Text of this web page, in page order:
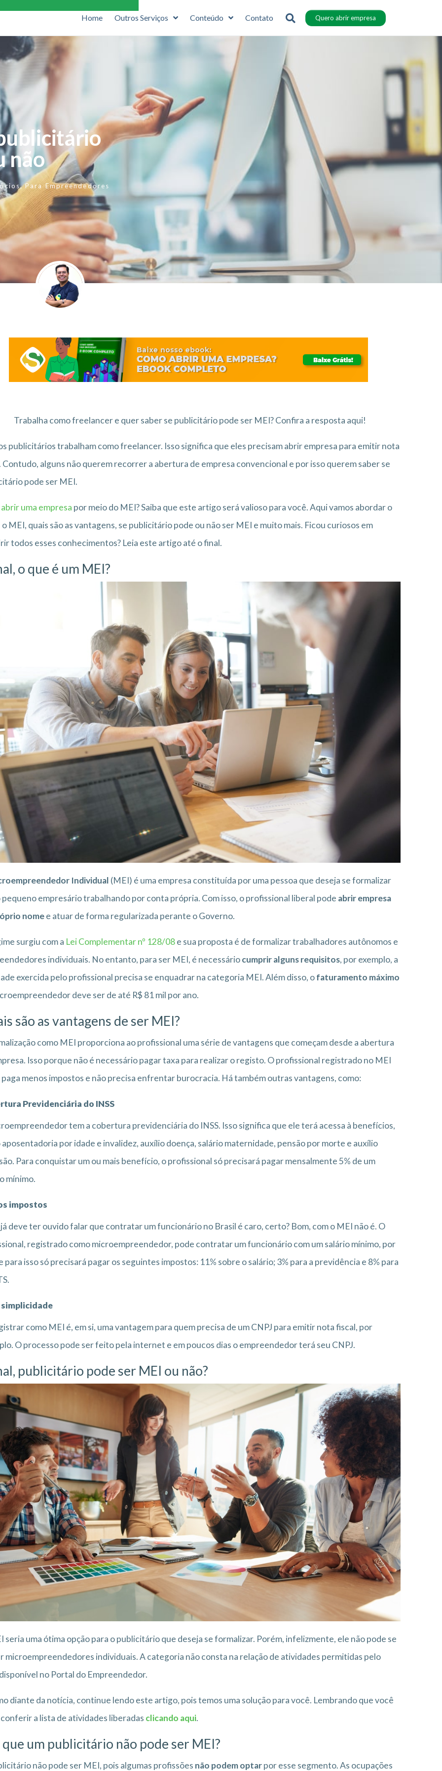
Home Outros Serviços Conteúdo Contato Quero abrir empresa
não
,Para Empreendedores
Trabalha como freelancer e quer saber se publicitário pode ser MEI? Confira a resposta aqui!
publicitários trabalham como freelancer. Isso significa que eles precisam abrir empresa para emitir nota
Contudo, alguns não querem recorrer a abertura de empresa convencional e por isso querem saber se
pode ser MEI.
abrir uma empresa por meio do MEI? Saiba que este artigo será valioso para você. Aqui vamos abordar o
o MEI, quais são as vantagens, se publicitário pode ou não ser MEI e muito mais. Ficou curiosos em
todos esses conhecimentos? Leia este artigo até o final.
o que é um MEI?
Individual (MEI) é uma empresa constituída por uma pessoa que deseja se formalizar
pequeno empresário trabalhando por conta própria. Com isso, o profissional liberal pode abrir empresa
nomee atuar de forma regularizada perante o Governo.
surgiu com a Lei Complementar nº 128/08e sua proposta é de formalizar trabalhadores autônomos e
individuais. No entanto, para ser MEI, é necessáriocumprir alguns requisitos, por exemplo, a
exercida pelo profissional precisa se enquadrar na categoria MEI. Além disso, ofaturamento máximo
deve ser de até R$ 81 mil por ano.
são as vantagens de ser MEI?
como MEI proporciona ao profissional uma série de vantagens que começam desde a abertura
Isso porque não é necessário pagar taxa para realizar o registo. O profissional registrado no MEI
paga menos impostos e não precisa enfrentar burocracia. Há também outras vantagens, como:
Previdenciária do INSS
tem a cobertura previdenciária do INSS. Isso significa que ele terá acessa à benefícios,
aposentadoria por idade e invalidez, auxílio doença, salário maternidade, pensão por morte e auxílio
Para conquistar um ou mais benefício, o profissional só precisará pagar mensalmente 5% de um
mínimo.
impostos
deve ter ouvido falar que contratar um funcionário no Brasil é caro, certo? Bom, com o MEI não é. O
registrado como microempreendedor, pode contratar um funcionário com um salário mínimo, por
para isso só precisará pagar os seguintes impostos: 11% sobre o salário; 3% para a previdência e 8% para
como MEI é, em si, uma vantagem para quem precisa de um CNPJ para emitir nota fiscal, por
O processo pode ser feito pela internet e em poucos dias o empreendedor terá seu CNPJ.
publicitário pode ser MEI ou não?
seria uma ótima opção para o publicitário que deseja se formalizar. Porém, infelizmente, ele não pode se
microempreendedores individuais. A categoria não consta na relação de atividades permitidas pelo
no Portal do Empreendedor.
diante da notícia, continue lendo este artigo, pois temos uma solução para você. Lembrando que você
a lista de atividades liberadas clicando aqui.
um publicitário não pode ser MEI?
não pode ser MEI, pois algumas profissões não podem optarpor esse segmento. As ocupações